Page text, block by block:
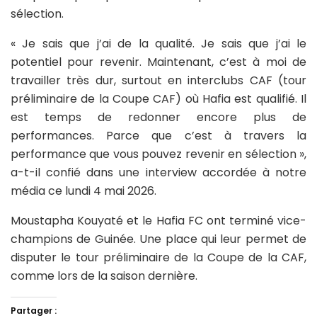
sélection.
« Je sais que j’ai de la qualité. Je sais que j’ai le
potentiel pour revenir. Maintenant, c’est à moi de
travailler très dur, surtout en interclubs CAF (tour
préliminaire de la Coupe CAF) où Hafia est qualifié. Il
est temps de redonner encore plus de
performances. Parce que c’est à travers la
performance que vous pouvez revenir en sélection »,
a-t-il confié dans une interview accordée à notre
média ce lundi 4 mai 2026.
Moustapha Kouyaté et le Hafia FC ont terminé vice-
champions de Guinée. Une place qui leur permet de
disputer le tour préliminaire de la Coupe de la CAF,
comme lors de la saison dernière.
Partager :